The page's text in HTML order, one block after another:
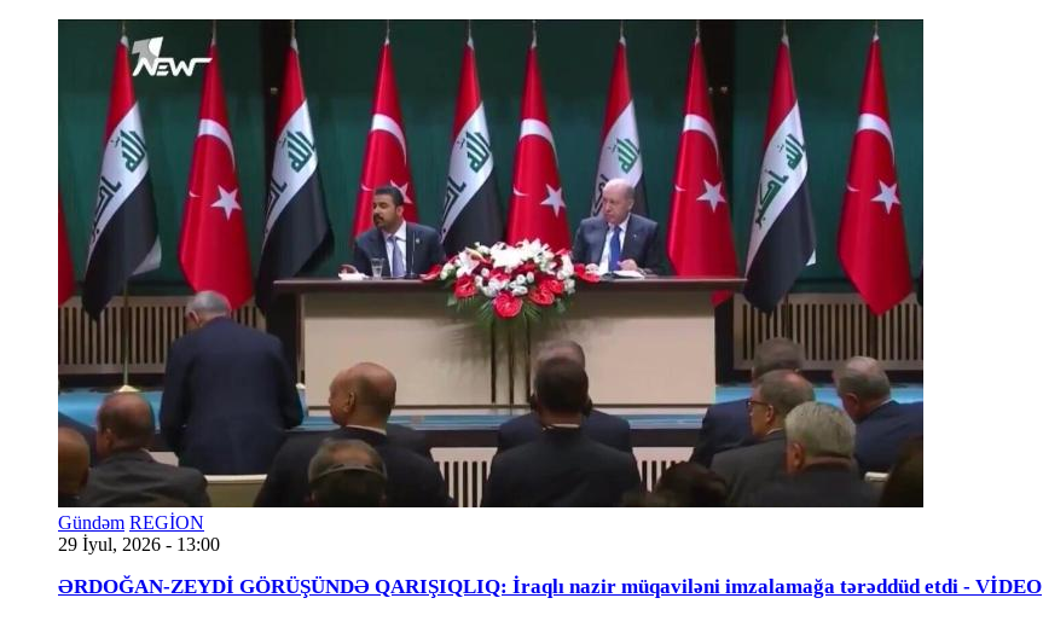
Gündəm REGİON
29 İyul, 2026 - 13:00
ƏRDOĞAN-ZEYDİ GÖRÜŞÜNDƏ QARIŞIQLIQ: İraqlı nazir müqaviləni imzalamağa tərəddüd etdi - VİDEO